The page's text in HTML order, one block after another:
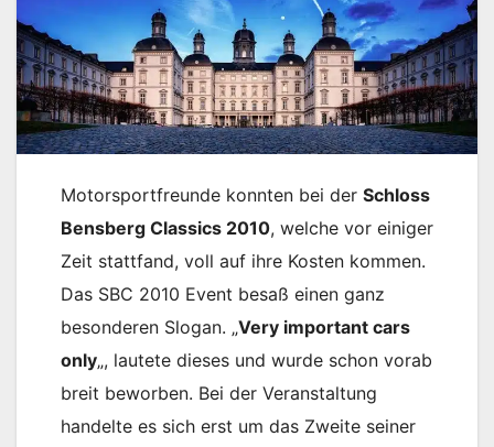
Motorsportfreunde konnten bei der Schloss
Bensberg Classics 2010, welche vor einiger
Zeit stattfand, voll auf ihre Kosten kommen.
Das SBC 2010 Event besaß einen ganz
besonderen Slogan. „Very important cars
only„, lautete dieses und wurde schon vorab
breit beworben. Bei der Veranstaltung
handelte es sich erst um das Zweite seiner